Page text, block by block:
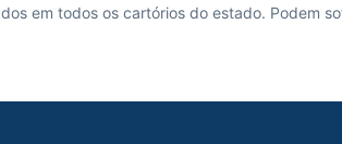
em todos os cartórios do estado. Podem